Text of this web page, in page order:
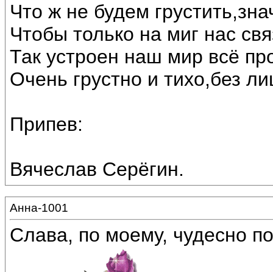
Что ж не будем
Чтобы только на миг нас
Так устроен наш мир всё
Очень грустно и тихо,без
Припев:
Вячеслав Серёгин.
Анна-1001
Слава, по моему, чудесно